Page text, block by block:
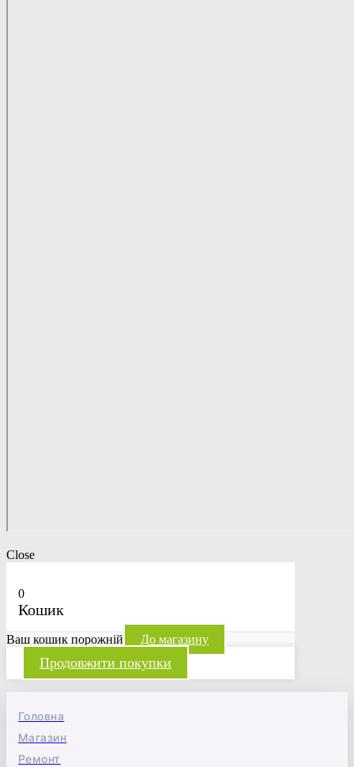
Close
0
Кошик
Ваш кошик порожній До магазину
Продовжити покупки
Головна
Магазин
Ремонт